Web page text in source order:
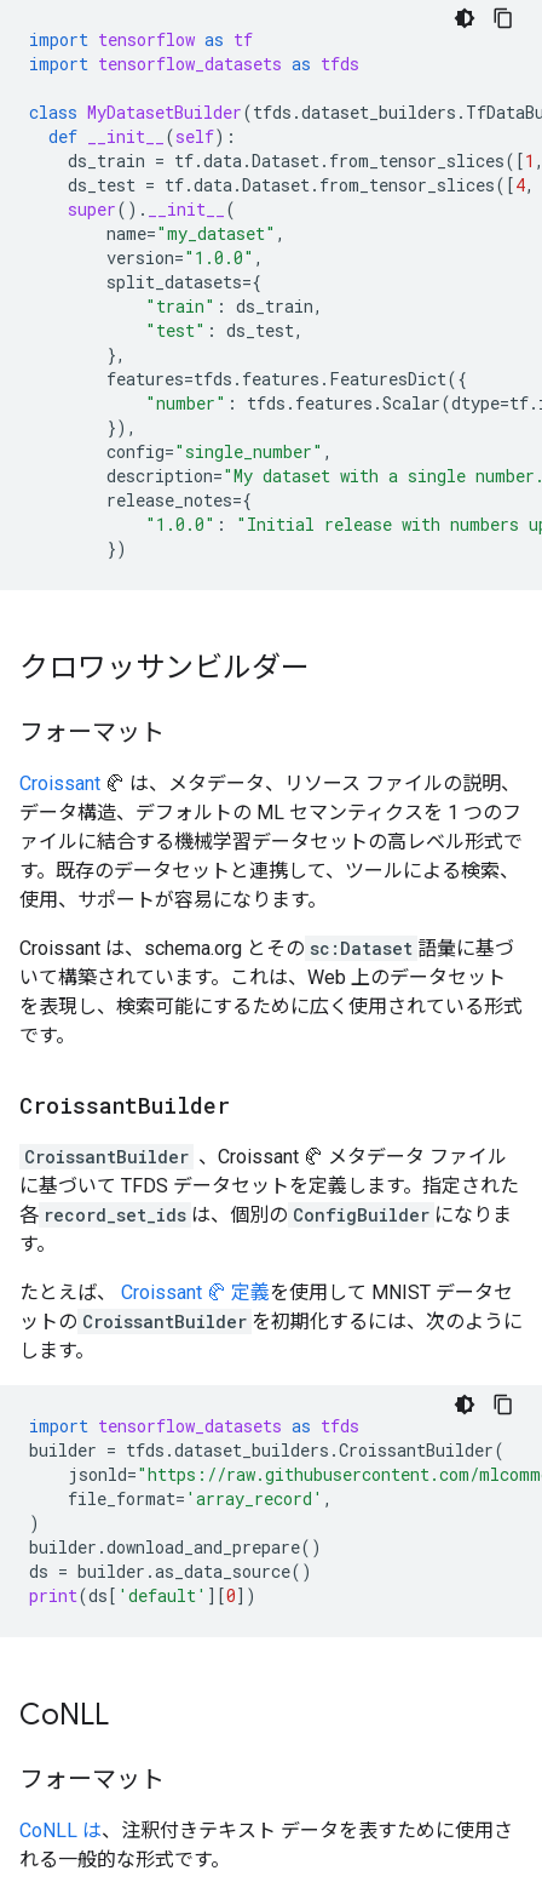
import tensorflow as tf
import tensorflow_datasets as tfds
class MyDatasetBuilder(tfds .dataset_builders .
def
__init__ (self):
ds_train = tf.data.Dataset. from_tensor_slices([1
ds_test = tf.data.Dataset. from_tensor_slices([4,
super() . __init__
(
name="my_dataset" ,
version="1.0.0" ,
split_datasets={
"train" : ds_train,
"test" : ds_test,
},
features=tfds . features . FeaturesDict({
"number" : tfds . features .Scalar(dtype=tf.
}),
config="single_number" ,
description="My dataset with a single
release_notes={
"1.0.0" :
"Initial release with numbers
})
クロワッサンビルダー
フォーマット
Croissant 🥐 は、メタデータ、リソース ファイルの説明、
データ構造、デフォルトの ML セマンティクスを 1 つのフ
ァイルに結合する機械学習データセットの高レベル形式で
す。既存のデータセットと連携して、ツールによる検索、
使用、サポートが容易になります。
Croissant は、schema.org とその sc:Dataset 語彙に基づ
いて構築されています。これは、Web 上のデータセット
を表現し、検索可能にするために広く使用されている形式
です。
CroissantBuilder
CroissantBuilder 、Croissant 🥐 メタデータ ファイル
に基づいて TFDS データセットを定義します。指定された
各 record_set_ids は、個別の ConfigBuilder になりま
す。
たとえば、 Croissant 🥐 定義を使用して MNIST データセ
ットの CroissantBuilder を初期化するには、次のように
します。
import tensorflow_datasets as tfds
builder = tfds .dataset_builders .CroissantBuilder(
jsonld="https://raw.githubusercontent.com/
file_format= 'array_record' ,
)
builder .download_and_prepare()
ds = builder .as_data_source()
print(ds[ 'default' ][0])
CoNLL
フォーマット
CoNLL は、注釈付きテキスト データを表すために使用さ
れる一般的な形式です。